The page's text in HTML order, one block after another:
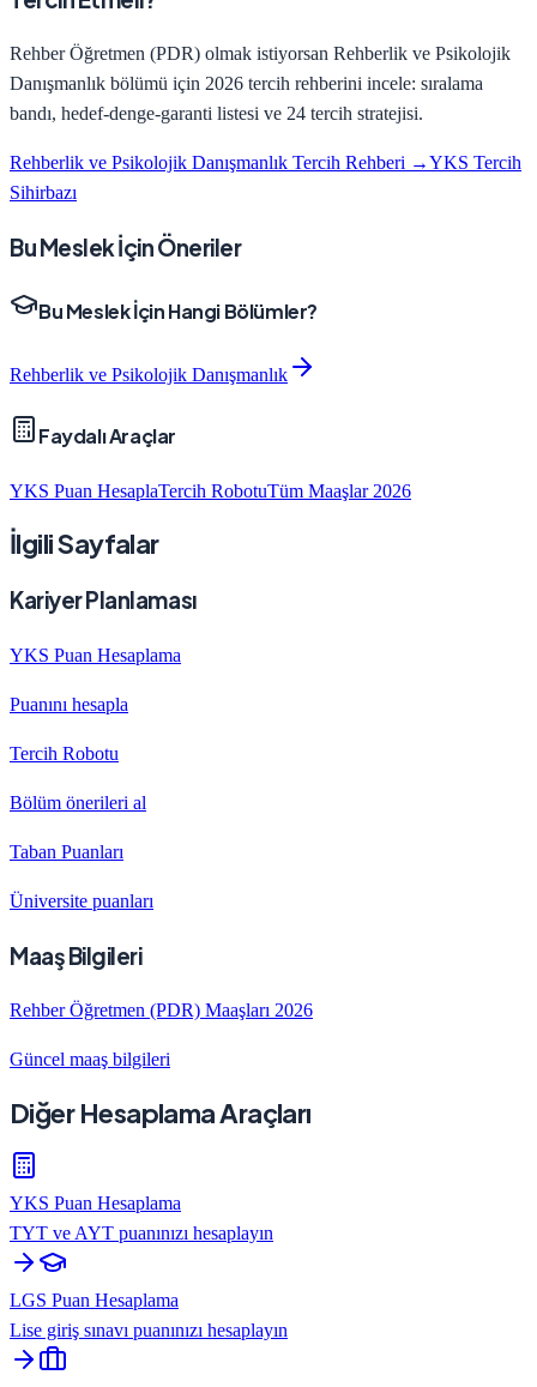
Rehber Öğretmen (PDR) olmak istiyorsan Rehberlik ve Psikolojik
Danışmanlık bölümü için 2026 tercih rehberini incele: sıralama
bandı, hedef-denge-garanti listesi ve 24 tercih stratejisi.
Rehberlik ve Psikolojik Danışmanlık Tercih Rehberi →YKS Tercih
Sihirbazı
Bu Meslek İçin Öneriler
Bu Meslek İçin Hangi Bölümler?
Rehberlik ve Psikolojik Danışmanlık
Faydalı Araçlar
YKS Puan HesaplaTercih RobotuTüm Maaşlar 2026
İlgili Sayfalar
Kariyer Planlaması
YKS Puan Hesaplama
Puanını hesapla
Tercih Robotu
Bölüm önerileri al
Taban Puanları
Üniversite puanları
Maaş Bilgileri
Rehber Öğretmen (PDR) Maaşları 2026
Güncel maaş bilgileri
Diğer Hesaplama Araçları
YKS Puan Hesaplama
TYT ve AYT puanınızı hesaplayın
LGS Puan Hesaplama
Lise giriş sınavı puanınızı hesaplayın